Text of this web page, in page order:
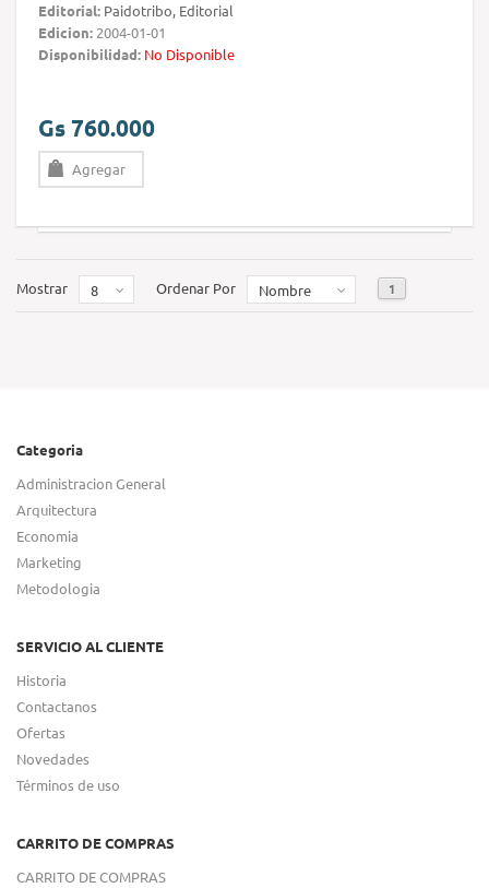
Editorial: Paidotribo, Editorial
Edicion: 2004-01-01
Disponibilidad: No Disponible
Gs 760.000
Agregar
Mostrar 8 Ordenar Por Nombre 1
Categoria
Administracion General
Arquitectura
Economia
Marketing
Metodologia
SERVICIO AL CLIENTE
Historia
Contactanos
Ofertas
Novedades
Términos de uso
CARRITO DE COMPRAS
CARRITO DE COMPRAS